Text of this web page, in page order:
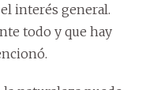
interés general.
todo y que hay